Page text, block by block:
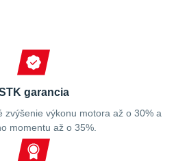
garancia
zvýšenie výkonu motora až o 30% a
momentu až o 35%.